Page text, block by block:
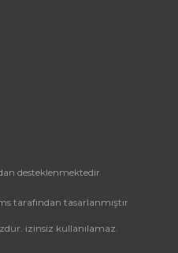
desteklenmektedir
tarafından tasarlanmıştır
izinsiz kullanılamaz.